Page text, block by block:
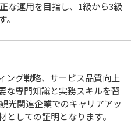
な運用を目指し、1級から3級
ング戦略、サービス品質向上
な専門知識と実務スキルを習
光関連企業でのキャリアアッ
しての証明となります。